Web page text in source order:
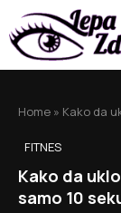
Home » Kako da
FITNES
Kako da
samo 10